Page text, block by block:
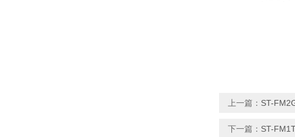
上一篇： ST-
下一篇： ST-